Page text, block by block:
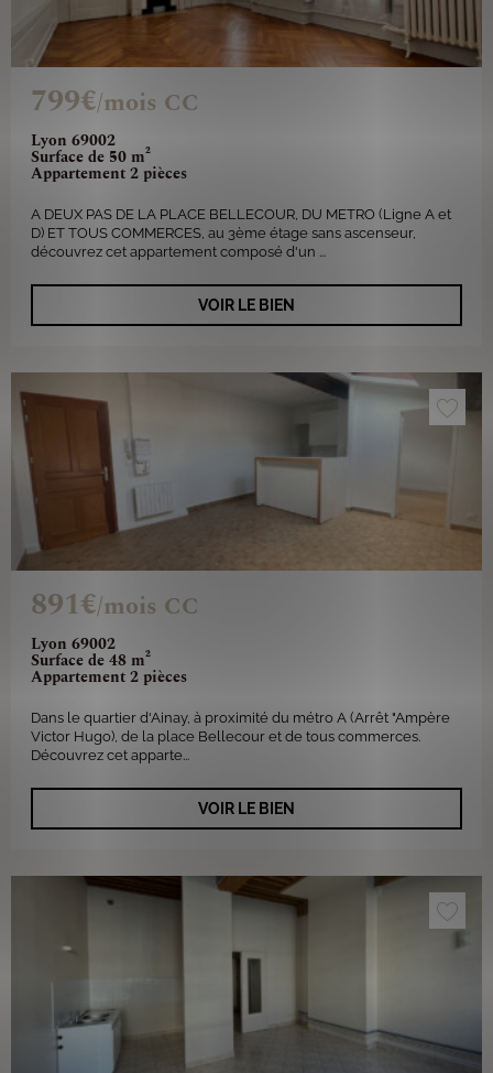
Lyon 69002
Surface de 50 m²
Appartement 2 pièces
799€/mois CC
A DEUX PAS DE LA PLACE BELLECOUR, DU METRO (Ligne A et
D) ET TOUS COMMERCES, au 3ème étage sans ascenseur,
découvrez cet appartement composé d'un ...
VOIR LE BIEN
Lyon 69002
Surface de 48 m²
Appartement 2 pièces
891€/mois CC
Dans le quartier d'Ainay, à proximité du métro A (Arrêt "Ampère
Victor Hugo), de la place Bellecour et de tous commerces.
Découvrez cet apparte...
VOIR LE BIEN